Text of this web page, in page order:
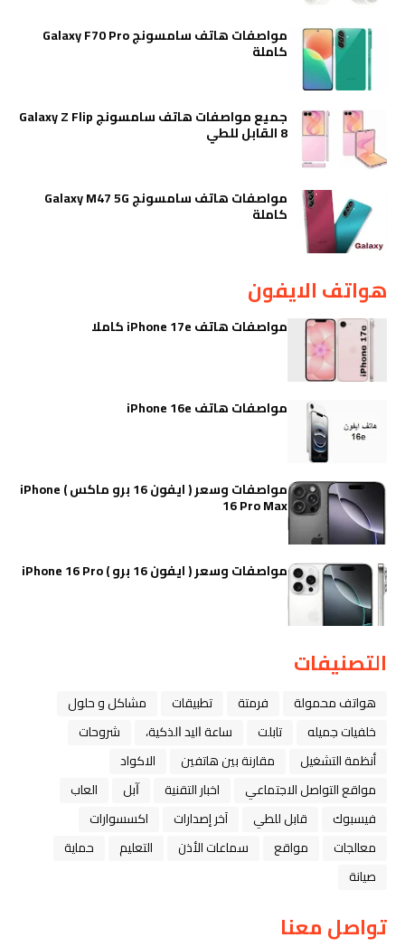
مواصفات هاتف سامسونج Galaxy F70 Pro
كاملة
جميع مواصفات هاتف سامسونج Galaxy Z Flip
8 القابل للطي
مواصفات هاتف سامسونج Galaxy M47 5G
كاملة
هواتف الايفون
مواصفات هاتف iPhone 17e كاملا
مواصفات هاتف iPhone 16e
مواصفات وسعر ( ايفون 16 برو ماكس ) iPhone
16 Pro Max
مواصفات وسعر ( ايفون 16 برو ) iPhone 16 Pro
التصنيفات
هواتف محمولة فرمتة تطبيقات
مشاكل و حلول
خلفيات جميله
تابلت ﺳﺎﻋﺔ ﺍﻟﻴﺪ ﺍﻟﺬﻛﻴﺔ،
شروحات
أنظمة التشغيل
مقارنة بين هاتفين
الاكواد
مواقع التواصل الاجتماعي
اخبار التقنية ﺁﺑﻞ
العاب
فيسبوك
قابل للطي آخر إصدارات
اكسسوارات
معالجات
مواقع سماعات الأذن التعليم
حماية
صيانة
تواصل معنا